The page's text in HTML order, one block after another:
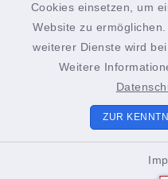
Cookies einsetzen, um
Website zu
weiterer Dienste wird
Weitere
ZURCookie-